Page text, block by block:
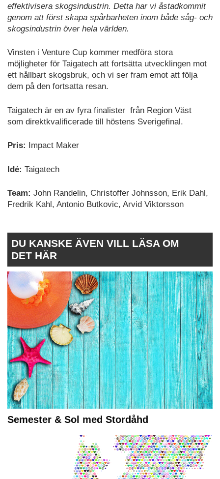
effektivisera skogsindustrin. Detta har vi åstadkommit
genom att först skapa spårbarheten inom både såg- och
skogsindustrin över hela världen.
Vinsten i Venture Cup kommer medföra stora
möjligheter för Taigatech att fortsätta utvecklingen mot
ett hållbart skogsbruk, och vi ser fram emot att följa
dem på den fortsatta resan.
Taigatech är en av fyra finalister från Region Väst
som direktkvalificerade till höstens Sverigefinal.
Pris: Impact Maker
Idé: Taigatech
Team: John Randelin, Christoffer Johnsson, Erik Dahl,
Fredrik Kahl, Antonio Butkovic, Arvid Viktorsson
DU KANSKE ÄVEN VILL LÄSA OM
DET HÄR
Semester & Sol med Stordåhd